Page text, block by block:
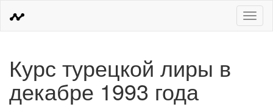
Меню
Курс турецкой лиры в
декабре 1993 года